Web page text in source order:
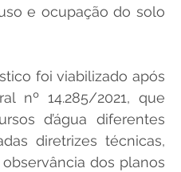
e ocupação do solo
foi viabilizado após
nº 14.285/2021, que
d’água diferentes
diretrizes técnicas,
dos planos